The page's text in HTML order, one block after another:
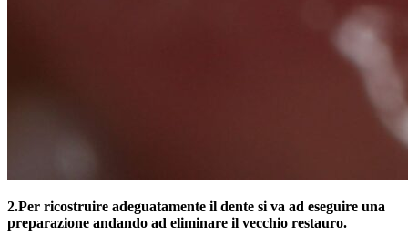
2.Per ricostruire adeguatamente il dente si va ad eseguire una
preparazione andando ad eliminare il vecchio restauro.